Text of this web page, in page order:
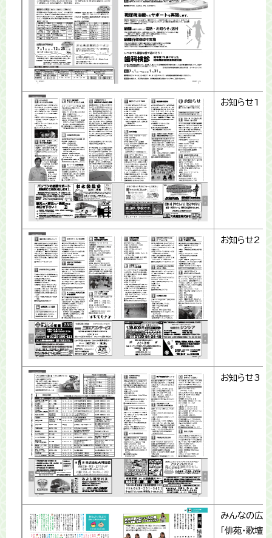
お知らせ1
お知らせ2
お知らせ3
みんなの広場
「俳苑・歌壇」